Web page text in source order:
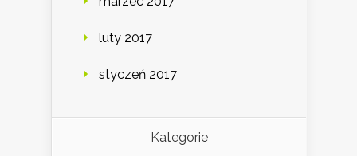
luty 2017
styczeń 2017
Kategorie